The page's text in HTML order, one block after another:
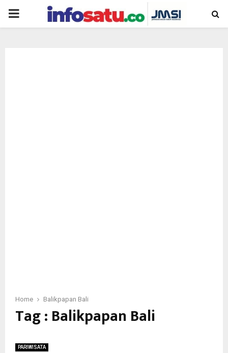
PRIMARY
Home Balikpapan Bali
Tag : Balikpapan Bali
PARIWISATA